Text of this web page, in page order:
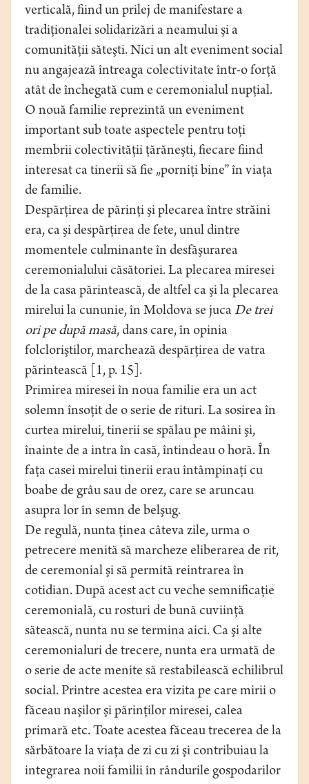
verticală, fiind un prilej de manifestare a
tradiţionalei solidarizări a neamului şi a
comunităţii săteşti. Nici un alt eveniment social
nu angajează întreaga colectivitate într-o forţă
atât de închegată cum e ceremonialul nupţial.
O nouă familie reprezintă un eveniment
important sub toate aspectele pentru toţi
membrii colectivităţii ţărăneşti, fiecare fiind
interesat ca tinerii să fie „porniţi bine” în viaţa
de familie.
Despărţirea de părinţi şi plecarea între străini
era, ca şi despărţirea de fete, unul dintre
momentele culminante în desfăşurarea
ceremonialului căsătoriei. La plecarea miresei
de la casa părintească, de altfel ca şi la plecarea
mirelui la cununie, în Moldova se juca De trei
ori pe după masă, dans care, în opinia
folcloriştilor, marchează despărţirea de vatra
părintească [1, p. 15].
Primirea miresei în noua familie era un act
solemn însoţit de o serie de rituri. La sosirea în
curtea mirelui, tinerii se spălau pe mâini şi,
înainte de a intra în casă, întindeau o horă. În
faţa casei mirelui tinerii erau întâmpinaţi cu
boabe de grâu sau de orez, care se aruncau
asupra lor în semn de belşug.
De regulă, nunta ţinea câteva zile, urma o
petrecere menită să marcheze eliberarea de rit,
de ceremonial şi să permită reintrarea în
cotidian. După acest act cu veche semnificaţie
ceremonială, cu rosturi de bună cuviinţă
sătească, nunta nu se termina aici. Ca şi alte
ceremonialuri de trecere, nunta era urmată de
o serie de acte menite să restabilească echilibrul
social. Printre acestea era vizita pe care mirii o
făceau naşilor şi părinţilor miresei, calea
primară etc. Toate acestea făceau trecerea de la
sărbătoare la viaţa de zi cu zi şi contribuiau la
integrarea noii familii în rândurile gospodarilor